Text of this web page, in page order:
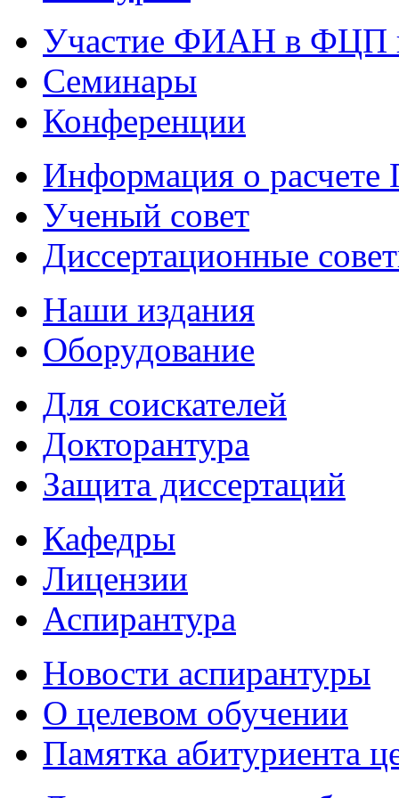
Участие ФИАН в ФЦП
Семинары
Конференции
Информация о
Ученый совет
Диссертационные
Наши издания
Оборудование
Для соискателей
Докторантура
Защита диссертаций
Кафедры
Лицензии
Аспирантура
Новости аспирантуры
О целевом обучении
Памятка абитуриента